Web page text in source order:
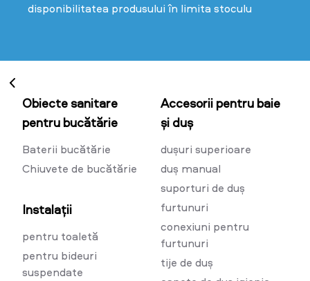
disponibilitatea produsului în limita stoculu
Obiecte sanitare
pentru bucătărie
Baterii bucătărie
Chiuvete de bucătărie
Instalații
pentru toaletă
pentru bideuri
suspendate
Accesorii pentru baie
și duș
dușuri superioare
duș manual
suporturi de duș
furtunuri
conexiuni pentru
furtunuri
tije de duș